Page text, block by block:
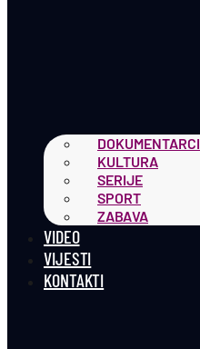
DOKUMENTARCI
KULTURA
SERIJE
SPORT
ZABAVA
VIDEO
VIJESTI
KONTAKTI